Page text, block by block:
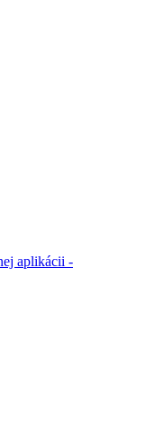
aplikácii -